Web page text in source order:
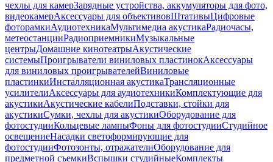
чехлы для камерЗарядные устройства, аккумуляторы для фото,
видеокамерАксессуары для объективовШтативыЦифровые
фоторамкиАудиотехникаМультимедиа акустикаРадиочасы,
метеостанцииРадиоприемникиМузыкальные
центрыДомашние кинотеатрыАкустические
системыПроигрыватели виниловых пластинокАксессуары
для виниловых проигрывателейВиниловые
пластинкиИнсталляционная акустикаТрансляционные
усилителиАксессуары для аудиотехникиКомплектующие для
акустикиАкустические кабелиПодставки, стойки для
акустикиСумки, чехлы для акустикиОборудование для
фотостудииКольцевые лампыФоны для фотостудииСтудийное
освещениеНасадки светоформирующие для
фотостудииФотозонты, отражателиОборудование для
предметной съемкиВспышки студийныеКомплекты